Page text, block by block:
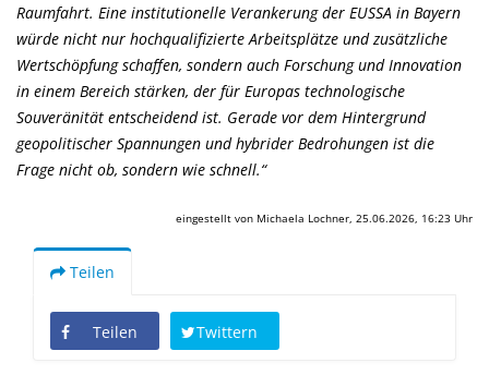
Raumfahrt. Eine institutionelle Verankerung der EUSSA in Bayern
würde nicht nur hochqualifizierte Arbeitsplätze und zusätzliche
Wertschöpfung schaffen, sondern auch Forschung und Innovation
in einem Bereich stärken, der für Europas technologische
Souveränität entscheidend ist. Gerade vor dem Hintergrund
geopolitischer Spannungen und hybrider Bedrohungen ist die
Frage nicht ob, sondern wie schnell.“
eingestellt von Michaela Lochner, 25.06.2026, 16:23 Uhr
Teilen
Teilen Twittern